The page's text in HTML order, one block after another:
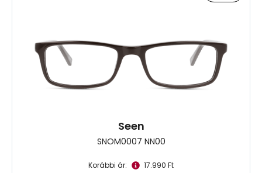
Seen
SNOM0007 NN00
Korábbi ár: 17.990 Ft